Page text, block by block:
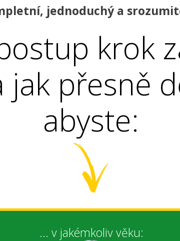
jednoduchý a
krok
jak přesně
abyste:
... v jakémkoliv věku: